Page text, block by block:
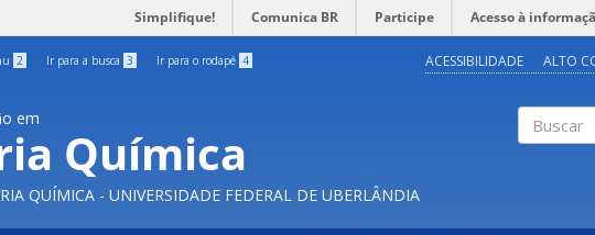
Simplifique! Comunica BR Participe Acesso à
2 Ir para a busca 3 Ir para o rodapé 4 ACESSIBILIDADE ALTO
em
Química
QUÍMICA - UNIVERSIDADE FEDERAL DE UBERLÂNDIA